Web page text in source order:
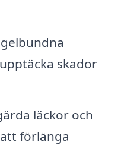
skador
läckor och
förlänga